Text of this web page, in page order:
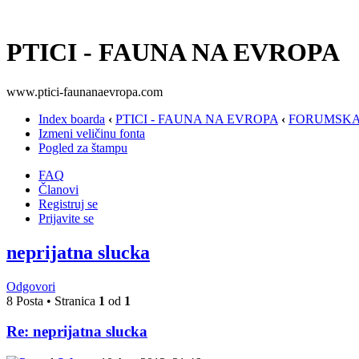
PTICI - FAUNA NA EVROPA
www.ptici-faunanaevropa.com
Index boarda ‹ PTICI - FAUNA NA EVROPA ‹
Izmeni veličinu fonta
Pogled za štampu
FAQ
Članovi
Registruj se
Prijavite se
neprijatna slucka
Odgovori
8 Posta • Stranica 1 od 1
Re: neprijatna slucka